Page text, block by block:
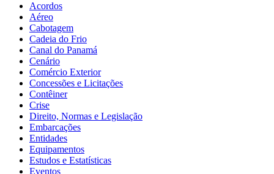
Acordos
Aéreo
Cabotagem
Cadeia do Frio
Canal do Panamá
Cenário
Comércio Exterior
Concessões e Licitações
Contêiner
Crise
Direito, Normas e Legislação
Embarcações
Entidades
Equipamentos
Estudos e Estatísticas
Eventos